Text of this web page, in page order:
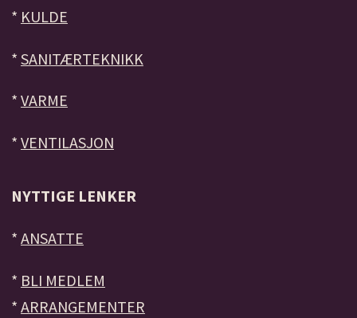
* KULDE
* SANITÆRTEKNIKK
* VARME
* VENTILASJON
NYTTIGE LENKER
* ANSATTE
* BLI MEDLEM
* ARRANGEMENTER